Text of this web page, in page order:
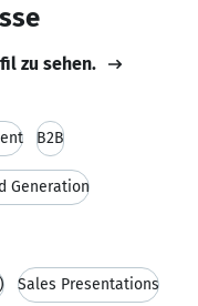
zu sehen.
B2B
Generation
Sales Presentations